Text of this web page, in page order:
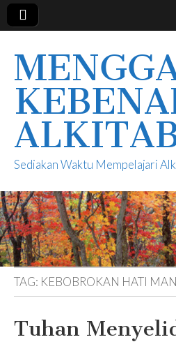
Sediakan Waktu Mempelajari
TAG: KEBOBROKAN HATI
Tuhan